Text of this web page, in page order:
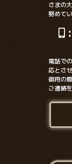
さまの
努めて
電話で
応とさ
御用の
ご連絡